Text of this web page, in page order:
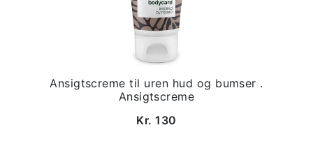
Ansigtscreme til uren hud og bumser .
Ansigtscreme
Kr. 130